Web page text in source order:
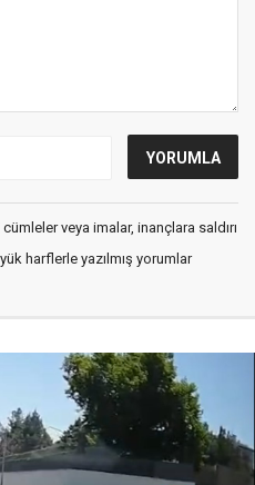
veya imalar, inançlara saldırı
harflerle yazılmış yorumlar